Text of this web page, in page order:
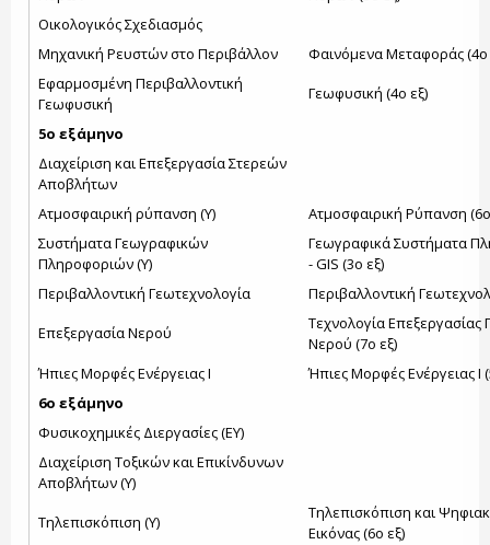
Οικολογικός Σχεδιασμός
Μηχανική Ρευστών στο Περιβάλλον
Φαινόμενα Μεταφοράς (4ο
Εφαρμοσμένη Περιβαλλοντική
Γεωφυσική
Γεωφυσική (4ο εξ)
5ο εξάμηνο
Διαχείριση και Επεξεργασία Στερεών
Αποβλήτων
Ατμοσφαιρική ρύπανση (Υ)
Ατμοσφαιρική Ρύπανση
Συστήματα Γεωγραφικών
Πληροφοριών (Υ)
Γεωγραφικά Συστήματα
- GIS (3ο εξ)
Περιβαλλοντική Γεωτεχνολογία
Περιβαλλοντική
Επεξεργασία Νερού
Τεχνολογία Επεξεργασίας
Νερού (7ο εξ)
Ήπιες Μορφές Ενέργειας Ι
Ήπιες Μορφές Ενέργειας Ι
6ο εξάμηνο
Φυσικοχημικές Διεργασίες (ΕΥ)
Διαχείριση Τοξικών και Επικίνδυνων
Αποβλήτων (Υ)
Τηλεπισκόπιση (Υ)
Τηλεπισκόπιση και
Εικόνας (6ο εξ)